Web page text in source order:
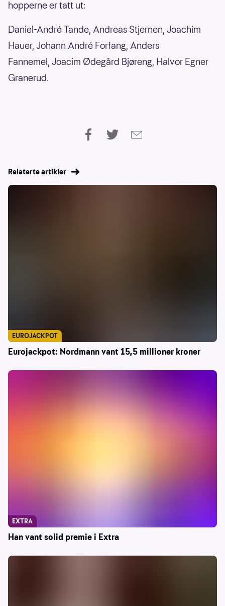
hopperne er tatt ut:
Daniel-André Tande, Andreas Stjernen, Joachim
Hauer, Johann André Forfang, Anders
Fannemel, Joacim Ødegård Bjøreng, Halvor Egner
Granerud.
Relaterte artikler
Eurojackpot: Nordmann vant 15,5 millioner kroner
EUROJACKPOT
Han vant solid premie i Extra
EXTRA